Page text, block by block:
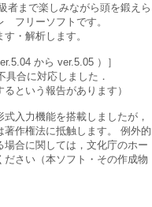
者まで楽しみながら頭を鍛えら
リーソフトです。
・解析します。
から ver.5.05 ）］
合に対応しました．
るという報告があります）
式入力機能を搭載しましたが，
著作権法に抵触します。 例外的
場合に関しては，文化庁のホー
ださい（本ソフト・その作成物